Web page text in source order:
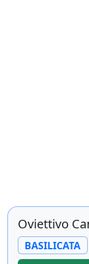
Oviettivo
BASILICATA